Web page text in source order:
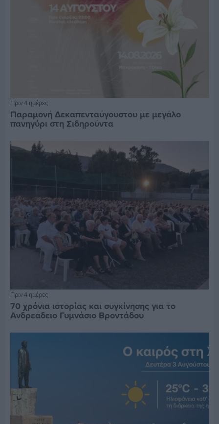
Πριν 4 ημέρες
Παραμονή Δεκαπενταύγουστου με μεγάλο
πανηγύρι στη Σιδηρούντα
Πριν 4 ημέρες
70 χρόνια ιστορίας και συγκίνησης για το
Ανδρεάδειο Γυμνάσιο Βροντάδου